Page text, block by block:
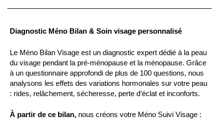
Diagnostic Méno Bilan & Soin visage personnalisé
Le Méno Bilan Visage est un diagnostic expert dédié à la peau
du visage pendant la pré-ménopause et la ménopause. Grâce
à un questionnaire approfondi de plus de 100 questions, nous
analysons les effets des variations hormonales sur votre peau
: rides, relâchement, sécheresse, perte d’éclat et inconforts.
À partir de ce bilan, nous créons votre Méno Suivi Visage :